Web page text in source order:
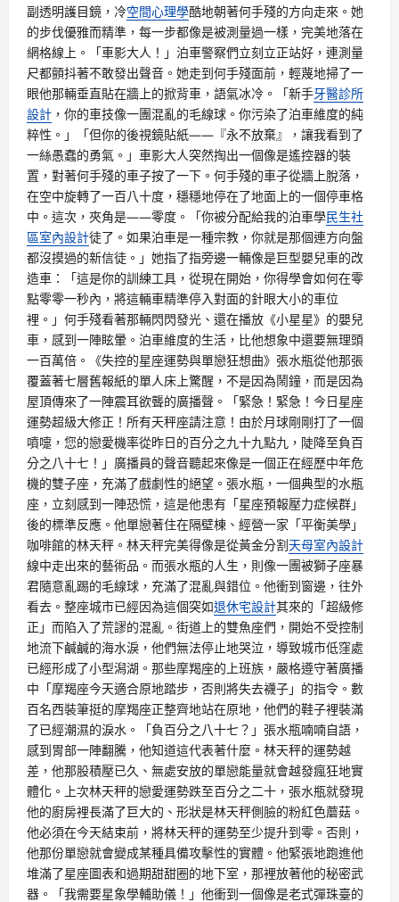
副透明護目鏡，冷空間心理學酷地朝著何手殘的方向走來。她
的步伐優雅而精準，每一步都像是被測量過一樣，完美地落在
網格線上。「車影大人！」泊車警察們立刻立正站好，連測量
尺都顫抖著不敢發出聲音。她走到何手殘面前，輕蔑地掃了一
眼他那輛垂直貼在牆上的掀背車，語氣冰冷。「新手牙醫診所
設計 ，你的車技像一團混亂的毛線球。你污染了泊車維度的純
粹性。」「但你的後視鏡貼紙——『永不放棄』，讓我看到了
一絲愚蠢的勇氣。」車影大人突然掏出一個像是遙控器的裝
置，對著何手殘的車子按了一下。何手殘的車子從牆上脫落，
在空中旋轉了一百八十度，穩穩地停在了地面上的一個停車格
中。這次，夾角是——零度。「你被分配給我的泊車學民生社
區室內設計徒了。如果泊車是一種宗教，你就是那個連方向盤
都沒摸過的新信徒。」她指了指旁邊一輛像是巨型嬰兒車的改
造車：「這是你的訓練工具，從現在開始，你得學會如何在零
點零零一秒內，將這輛車精準停入對面的針眼大小的車位
裡。」何手殘看著那輛閃閃發光、還在播放《小星星》的嬰兒
車，感到一陣眩暈。泊車維度的生活，比他想象中還要無理頭
一百萬倍。《失控的星座運勢與單戀狂想曲》張水瓶從他那張
覆蓋著七層舊報紙的單人床上驚醒，不是因為鬧鐘，而是因為
屋頂傳來了一陣震耳欲聾的廣播聲。「緊急！緊急！今日星座
運勢超級大修正！所有天秤座請注意！由於月球剛剛打了一個
噴嚏，您的戀愛機率從昨日的百分之九十九點九，陡降至負百
分之八十七！」廣播員的聲音聽起來像是一個正在經歷中年危
機的雙子座，充滿了戲劇性的絕望。張水瓶，一個典型的水瓶
座，立刻感到一陣恐慌，這是他患有「星座預報壓力症候群」
後的標準反應。他單戀著住在隔壁棟、經營一家「平衡美學」
咖啡館的林天秤。林天秤完美得像是從黃金分割天母室內設計
線中走出來的藝術品。而張水瓶的人生，則像一團被獅子座暴
君隨意亂踢的毛線球，充滿了混亂與錯位。他衝到窗邊，往外
看去。整座城市已經因為這個突如退休宅設計其來的「超級修
正」而陷入了荒謬的混亂。街道上的雙魚座們，開始不受控制
地流下鹹鹹的海水淚，他們無法停止地哭泣，導致城市低窪處
已經形成了小型潟湖。那些摩羯座的上班族，嚴格遵守著廣播
中「摩羯座今天適合原地踏步，否則將失去襪子」的指令。數
百名西裝筆挺的摩羯座正整齊地站在原地，他們的鞋子裡裝滿
了已經潮濕的淚水。「負百分之八十七？」張水瓶喃喃自語，
感到胃部一陣翻騰，他知道這代表著什麼。林天秤的運勢越
差，他那股積壓已久、無處安放的單戀能量就會越發瘋狂地實
體化。上次林天秤的戀愛運勢跌至百分之二十，張水瓶就發現
他的廚房裡長滿了巨大的、形狀是林天秤側臉的粉紅色蘑菇。
他必須在今天結束前，將林天秤的運勢至少提升到零。否則，
他那份單戀就會變成某種具備攻擊性的實體。他緊張地跑進他
堆滿了星座圖表和過期甜甜圈的地下室，那裡放著他的秘密武
器。「我需要星象學輔助儀！」他衝到一個像是老式彈珠臺的